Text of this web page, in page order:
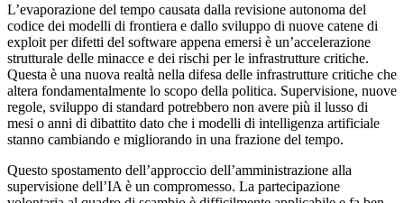
L’evaporazione del tempo causata dalla revisione autonoma del
codice dei modelli di frontiera e dallo sviluppo di nuove catene di
exploit per difetti del software appena emersi è un’accelerazione
strutturale delle minacce e dei rischi per le infrastrutture critiche.
Questa è una nuova realtà nella difesa delle infrastrutture critiche che
altera fondamentalmente lo scopo della politica. Supervisione, nuove
regole, sviluppo di standard potrebbero non avere più il lusso di
mesi o anni di dibattito dato che i modelli di intelligenza artificiale
stanno cambiando e migliorando in una frazione del tempo.
Questo spostamento dell’approccio dell’amministrazione alla
supervisione dell’IA è un compromesso. La partecipazione